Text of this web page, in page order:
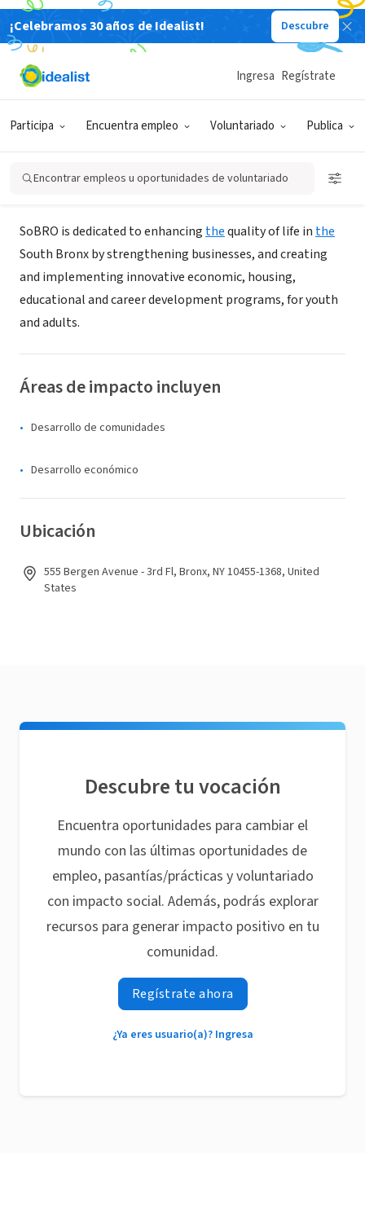
¡Celebramos 30 años de Idealist! Descubre
Participa Encuentra empleo Voluntariado Publica
Ingresa Regístrate
Encontrar empleos u oportunidades de voluntariado
ORGANIZACIÓN SIN FIN DE LUCRO
South Bronx Overall Economic
Development Corp. (Sobro)
Bronx, NY www.sobro.org
Acerca de
SoBRO is dedicated to enhancing thequality of life in the
South Bronx by strengthening businesses, and creating
and implementing innovative economic, housing,
educational and career development programs, for youth
and adults.
Áreas de impacto incluyen
Desarrollo de comunidades
Desarrollo económico
Ubicación
555 Bergen Avenue - 3rd Fl, Bronx, NY 10455-1368, United
States
Descubre tu vocación
Encuentra oportunidades para cambiar el
mundo con las últimas oportunidades de
empleo, pasantías/prácticas y voluntariado
con impacto social. Además, podrás explorar
recursos para generar impacto positivo en tu
comunidad.
Regístrate ahora
¿Ya eres usuario(a)? Ingresa